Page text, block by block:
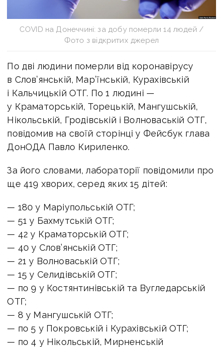
COVID на Донеччині: за добу померли 14 людей /
Фото з відкритих джерел
По дві людини померли від коронавірусу
в Слов’янській, Мар’їнській, Курахівській
і Кальчицькій ОТГ. По 1 людині —
у Краматорській, Торецькій, Мангушській,
Нікольській, Гродівській і Волноваській ОТГ,
повідомив на своїй сторінці у Фейсбук глава
ДонОДА Павло Кириленко.
За його словами, лабораторії повідомили про
ще 419 хворих, серед яких 15 дітей:
— 180 у Маріупольській ОТГ;
— 51 у Бахмутській ОТГ;
— 42 у Краматорській ОТГ;
— 40 у Слов’янській ОТГ;
— 21 у Волноваській ОТГ;
— 15 у Селидівській ОТГ;
— по 9 у Костянтинівській та Вугледарській
ОТГ;
— 8 у Мангушській ОТГ;
— по 5 у Покровській і Курахівській ОТГ;
— по 4 у Нікольській, Мирненській